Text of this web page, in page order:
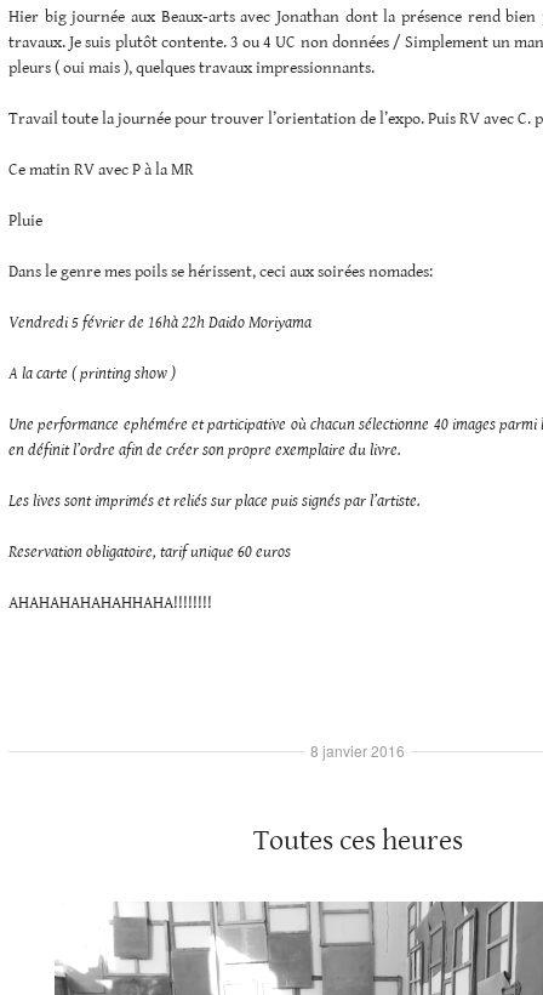
Hier big journée aux Beaux-arts avec Jonathan dont la présence rend bien
travaux. Je suis plutôt contente. 3 ou 4 UC non données / Simplement un
pleurs ( oui mais ), quelques travaux impressionnants.
Travail toute la journée pour trouver l’orientation de l’expo. Puis RV avec C.
Ce matin RV avec P à la MR
Pluie
Dans le genre mes poils se hérissent, ceci aux soirées nomades:
Vendredi 5 février de 16hà 22h Daido Moriyama
A la carte ( printing show )
Une performance ephémére et participative où chacun sélectionne 40 images parmi
en définit l’ordre afin de créer son propre exemplaire du livre.
Les lives sont imprimés et reliés sur place puis signés par l’artiste.
Reservation obligatoire, tarif unique 60 euros
AHAHAHAHAHAHHAHA!!!!!!!!
Toutes ces heures
8 janvier 2016